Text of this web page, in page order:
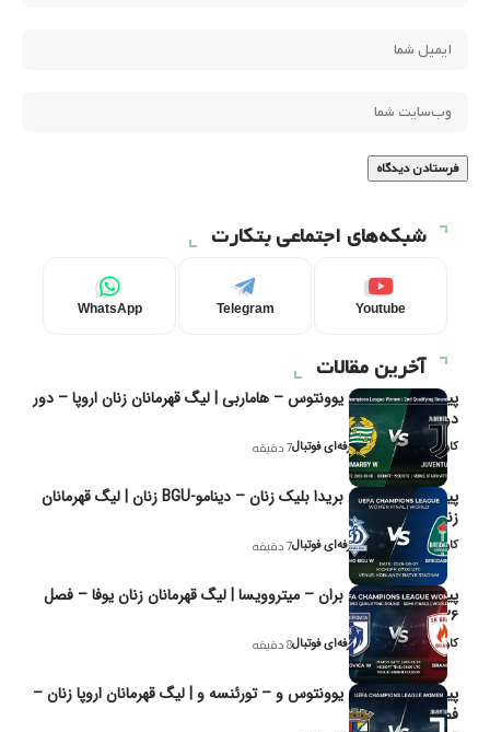
شبکه‌های اجتماعی بتکارت
Youtube
Telegram
WhatsApp
آخرین مقالات
پیش‌بینی و تحلیل یوونتوس – هاماربی | لیگ قهرمانان زنان اروپا – دور
دوم مرحله
کاوه نیک‌فر، تحلیل‌گر حرفه‌ای فوتبال7 دقیقه
پیش‌بینی و تحلیل بریدا بلیک زنان – دینامو-BGU زنان | لیگ قهرمانان
زنان یوفا
کاوه نیک‌فر، تحلیل‌گر حرفه‌ای فوتبال7 دقیقه
پیش‌بینی و تحلیل بران – میتروویسا | لیگ قهرمانان زنان یوفا – فصل
۲۰۲۶
کاوه نیک‌فر، تحلیل‌گر حرفه‌ای فوتبال8 دقیقه
پیش‌بینی و تحلیل یوونتوس و – تورئنسه و | لیگ قهرمانان اروپا زنان –
فصل ۲۰۲۶